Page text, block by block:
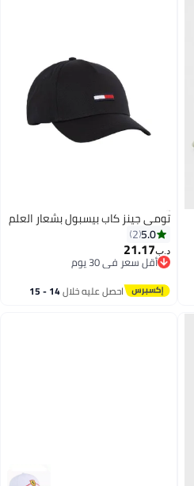
تومي جينز كاب بيسبول بشعار العلم
5.0
2
د.ب‏21.17
أقل سعر في 30 يوم
أقل سعر في 30 يوم
احصل عليه خلال 14 - 15